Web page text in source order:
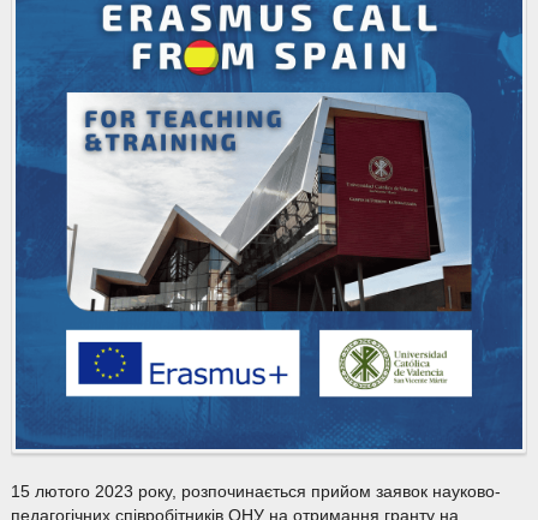
15 лютого 2023 року, розпочинається прийом заявок науково-
педагогічних співробітників ОНУ на отримання гранту на